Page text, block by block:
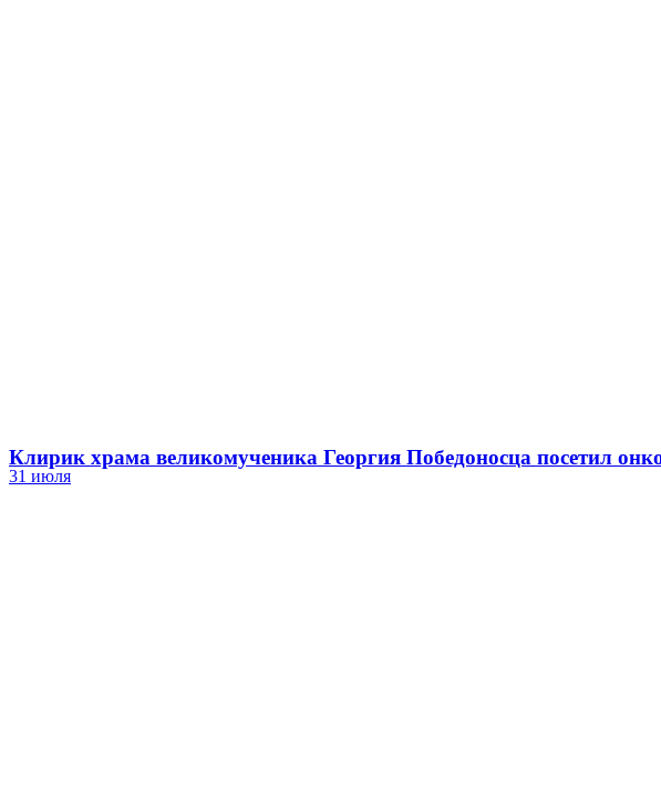
Клирик храма великомученика Георгия Победоносца посетил
31 июля